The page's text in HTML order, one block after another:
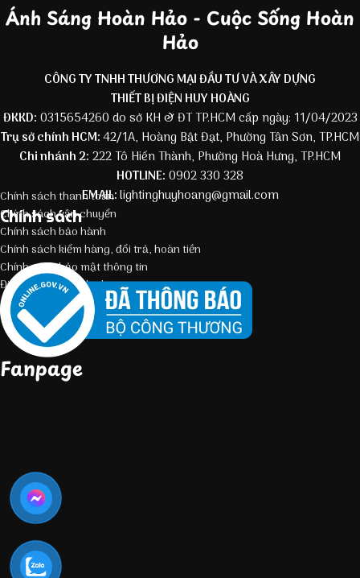
Ánh Sáng Hoàn Hảo - Cuộc Sống Hoàn
Hảo
CÔNG TY TNHH THƯƠNG MẠI ĐẦU TƯ VÀ XÂY DỰNG
THIẾT BỊ ĐIỆN HUY HOÀNG
ĐKKD: 0315654260 do sở KH & ĐT TP.HCM cấp ngày: 11/04/2023
Trụ sở chính HCM:42/1A, Hoàng Bật Đạt, Phường Tân Sơn, TP.HCM
Chi nhánh 2: 222 Tô Hiến Thành, Phường Hoà Hưng, TP.HCM
HOTLINE: 0902 330 328
EMAIL:lightinghuyhoang@gmail.com
Chính sách
Chính sách thanh toán
Chính sách vận chuyển
Chính sách bảo hành
Chính sách kiểm hàng, đổi trả, hoàn tiền
Chính sách bảo mật thông tin
Điều kiện giao dịch chung
Fanpage